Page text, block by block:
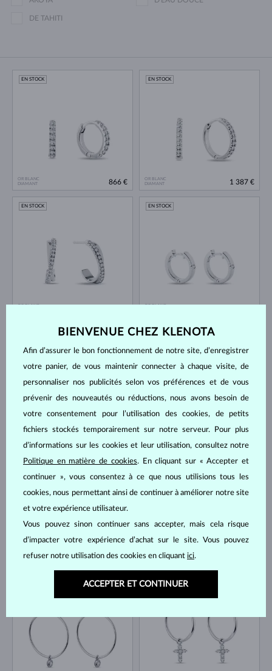
DE TAHITI
OR BLANC
DIAMANT
EN STOCK
866 €
OR BLANC
DIAMANT
EN STOCK
1 387 €
OR BLANC
EN STOCK
OR BLANC
EN STOCK
OR BLANC
OR BLANC
EN STOCK
1 648 €
OR BLANC
EN STOCK
OR BLANC
EN STOCK
EN STOCK
BIENVENUE CHEZ KLENOTA
Afin d’assurer le bon fonctionnement de notre site, d’enregistrer
votre panier, de vous maintenir connecter à chaque visite, de
personnaliser nos publicités selon vos préférences et de vous
prévenir des nouveautés ou réductions, nous avons besoin de
votre consentement pour l’utilisation des cookies, de petits
fichiers stockés temporairement sur notre serveur. Pour plus
d’informations sur les cookies et leur utilisation, consultez notre
Politique en matière de cookies. En cliquant sur « Accepter et
continuer », vous consentez à ce que nous utilisions tous les
cookies, nous permettant ainsi de continuer à améliorer notre site
et votre expérience utilisateur.
Vous pouvez sinon continuer sans accepter, mais cela risque
d’impacter votre expérience d’achat sur le site. Vous pouvez
refuser notre utilisation des cookies en cliquant ici.
ACCEPTER ET CONTINUER